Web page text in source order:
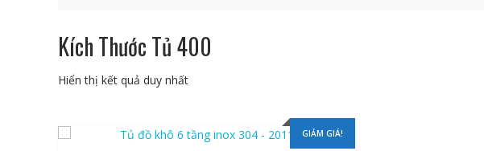
Kích Thước Tủ 400
Hiển thị kết quả duy nhất
GIẢM GIÁ!